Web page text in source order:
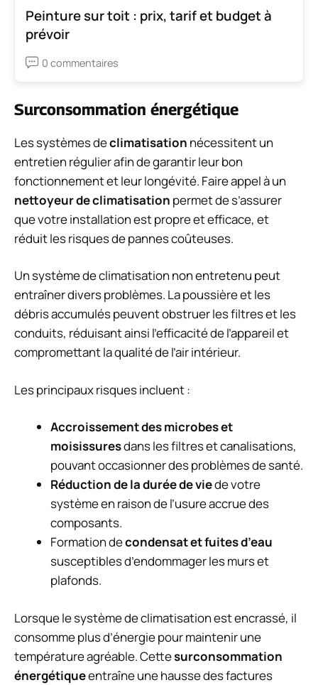
Peinture sur toit : prix, tarif et budget à
prévoir
0 commentaires
Surconsommation énergétique
Les systèmes declimatisation nécessitent un
entretien régulier afin de garantir leur bon
fonctionnement et leur longévité. Faire appel à un
nettoyeur de climatisation permet de s’assurer
que votre installation est propre et efficace, et
réduit les risques de pannes coûteuses.
Un système de climatisation non entretenu peut
entraîner divers problèmes. La poussière et les
débris accumulés peuvent obstruer les filtres et les
conduits, réduisant ainsi l’efficacité de l’appareil et
compromettant la qualité de l’air intérieur.
Les principaux risques incluent :
Accroissement des microbes et
moisissuresdans les filtres et canalisations,
pouvant occasionner des problèmes de santé.
Réduction de la durée de viede votre
système en raison de l’usure accrue des
composants.
Formation decondensat et fuites d’eau
susceptibles d’endommager les murs et
plafonds.
Lorsque le système de climatisation est encrassé, il
consomme plus d’énergie pour maintenir une
température agréable. Cettesurconsommation
énergétiqueentraîne une hausse des factures